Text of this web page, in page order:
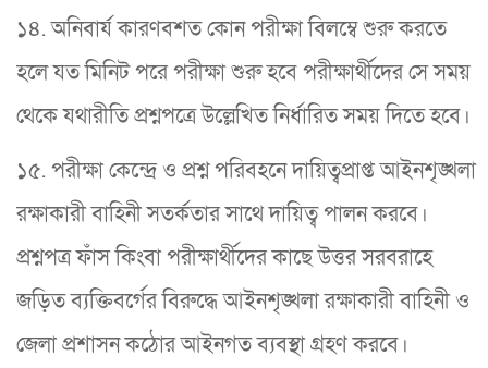
১৪. অনিবার্য কারণবশত কোন পরীক্ষা বিলম্বে শুরু করতে
হলে যত মিনিট পরে পরীক্ষা শুরু হবে পরীক্ষার্থীদের সে সময়
থেকে যথারীতি প্রশ্নপত্রে উল্লেখিত নির্ধারিত সময় দিতে হবে।
১৫. পরীক্ষা কেন্দ্রে ও প্রশ্ন পরিবহনে দায়িত্বপ্রাপ্ত আইনশৃঙ্খলা
রক্ষাকারী বাহিনী সতর্কতার সাথে দায়িত্ব পালন করবে।
প্রশ্নপত্র ফাঁস কিংবা পরীক্ষার্থীদের কাছে উত্তর সরবরাহে
জড়িত ব্যক্তিবর্গের বিরুদ্ধে আইনশৃঙ্খলা রক্ষাকারী বাহিনী ও
জেলা প্রশাসন কঠোর আইনগত ব্যবস্থা গ্রহণ করবে।